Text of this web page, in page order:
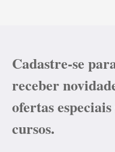
Cadastre-se
receber
ofertas
cursos.